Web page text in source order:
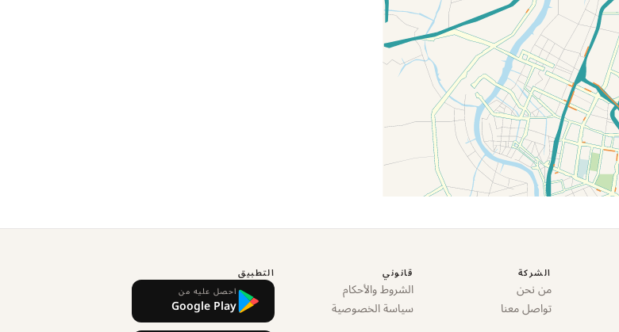
الشركة
من نحن
تواصل معنا
قانوني
الشروط والأحكام
سياسة الخصوصية
التطبيق
احصل عليه من
Google Play